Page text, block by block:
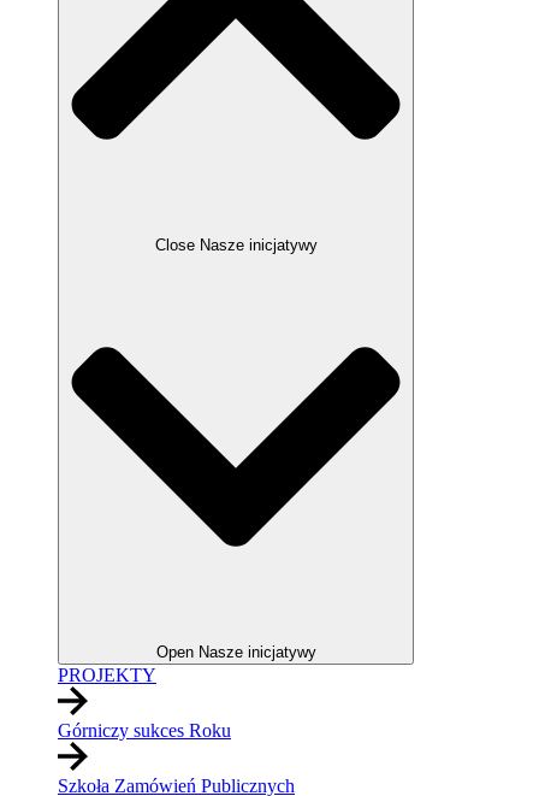
Close Nasze inicjatywy
Open Nasze inicjatywy
PROJEKTY
Górniczy sukces Roku
Szkoła Zamówień Publicznych